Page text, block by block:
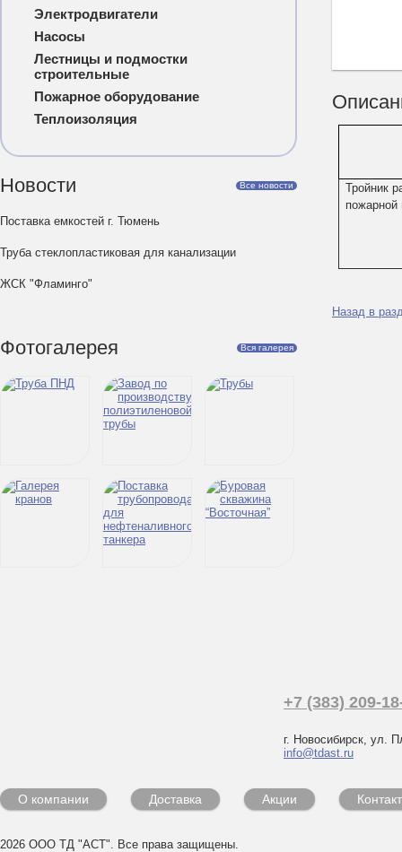
Электродвигатели
Насосы
Лестницы и подмостки
строительные
Пожарное оборудование
Теплоизоляция
Новости Все новости
Поставка емкостей г. Тюмень
Труба стеклопластиковая для канализации
ЖСК "Фламинго"
Фотогалерея Вся галерея
Тройник
пожарной
Назад в
+7 (383) 209-
г. Новосибирск, ул.
info@tdast.ru
О компании Доставка Акции
2026 ООО ТД "АСТ". Все права защищены.